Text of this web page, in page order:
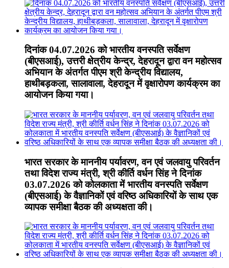
दिनांक 04.07.2026 को भारतीय वनस्पति सर्वेक्षण
(बीएसआई), उत्तरी क्षेत्रीय केन्द्र, देहरादून द्वारा वन महोत्सव
अभियान के अंतर्गत पीएम श्री केन्द्रीय विद्यालय,
हाथीबड़कला, सालावाला, देहरादून में वृक्षारोपण कार्यक्रम का
आयोजन किया गया।
भारत सरकार के माननीय पर्यावरण, वन एवं जलवायु परिवर्तन
तथा विदेश राज्य मंत्री, श्री कीर्ति वर्धन सिंह ने दिनांक
03.07.2026 को कोलकाता में भारतीय वनस्पति सर्वेक्षण
(बीएसआई) के वैज्ञानिकों एवं वरिष्ठ अधिकारियों के साथ एक
व्यापक समीक्षा बैठक की अध्यक्षता की।